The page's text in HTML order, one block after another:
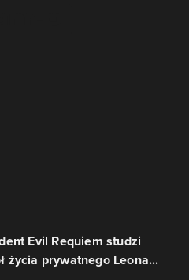
Evil Requiem studzi
życia prywatnego Leona...